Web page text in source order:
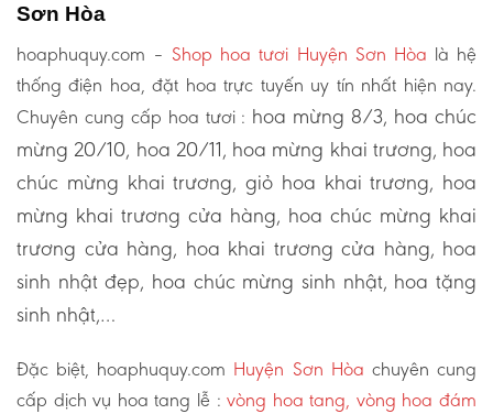
Sơn Hòa
hoaphuquy.com – Shop hoa tươi Huyện Sơn Hòa là hệ
thống điện hoa, đặt hoa trực tuyến uy tín nhất hiện nay.
Chuyên cung cấp hoa tươi : hoa mừng 8/3, hoa chúc
mừng 20/10, hoa 20/11, hoa mừng khai trương, hoa
chúc mừng khai trương, giỏ hoa khai trương, hoa
mừng khai trương cửa hàng, hoa chúc mừng khai
trương cửa hàng, hoa khai trương cửa hàng, hoa
sinh nhật đẹp, hoa chúc mừng sinh nhật, hoa tặng
sinh nhật,…
Đặc biệt, hoaphuquy.com Huyện Sơn Hòa chuyên cung
cấp dịch vụ hoa tang lễ :vòng hoa tang, vòng hoa đám